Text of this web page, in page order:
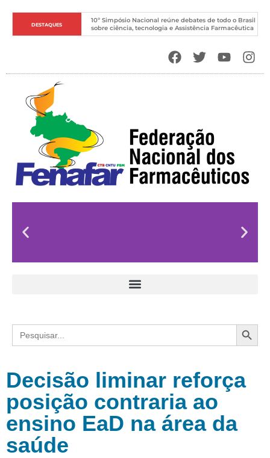
DESTAQUES
10º Simpósio Nacional reúne debates de todo o Brasil
sobre ciência, tecnologia e Assistência Farmacêutica
Search
for:
Decisão liminar reforça
posição contraria ao
ensino EaD na área da
saúde